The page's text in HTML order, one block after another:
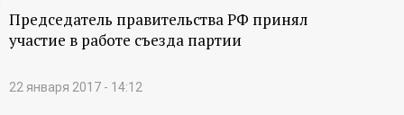
ц
Председатель правительства РФ принял
участие в работе съезда партии
22 января 2017 - 14:12